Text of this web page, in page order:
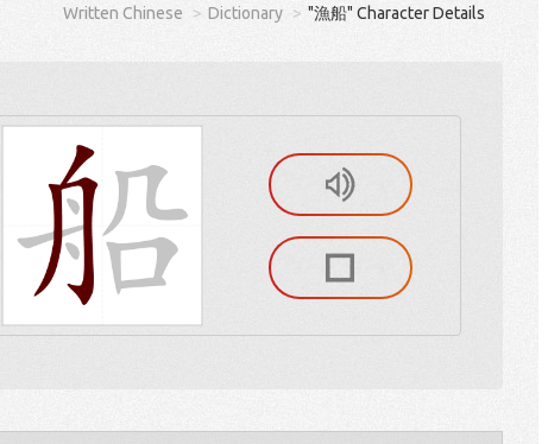
Written Chinese Dictionary "漁船" Character Details